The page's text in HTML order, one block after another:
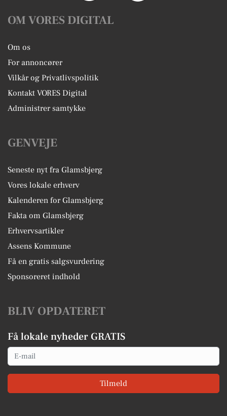
OM VORES DIGITAL
Om os
For annoncører
Vilkår og Privatlivspolitik
Kontakt VORES Digital
Administrer samtykke
GENVEJE
Seneste nyt fra Glamsbjerg
Vores lokale erhverv
Kalenderen for Glamsbjerg
Fakta om Glamsbjerg
Erhvervsartikler
Assens Kommune
Få en gratis salgsvurdering
Sponsoreret indhold
BLIV OPDATERET
Få lokale nyheder GRATIS
Email
Tilmeld